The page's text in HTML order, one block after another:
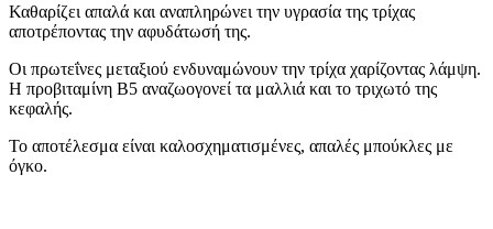
Καθαρίζει απαλά και αναπληρώνει την υγρασία της τρίχας
αποτρέποντας την αφυδάτωσή της.
Οι πρωτεΐνες μεταξιού ενδυναμώνουν την τρίχα χαρίζοντας λάμψη.
Η προβιταμίνη Β5 αναζωογονεί τα μαλλιά και το τριχωτό της
κεφαλής.
Το αποτέλεσμα είναι καλοσχηματισμένες, απαλές μπούκλες με
όγκο.